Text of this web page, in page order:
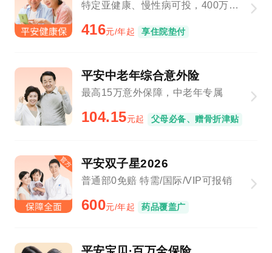
特定亚健康、慢性病可投，400万保障总额
416元/年起 享住院垫付
平安中老年综合意外险
最高15万意外保障，中老年专属
104.15元起 父母必备、赠骨折津贴
平安双子星2026
普通部0免赔 特需/国际/VIP可报销
600元/年起 药品覆盖广